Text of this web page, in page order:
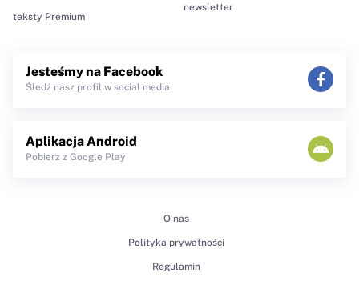
teksty Premium
newsletter
Jesteśmy na Facebook
Śledź nasz profil w social media
Aplikacja Android
Pobierz z Google Play
O nas
Polityka prywatności
Regulamin